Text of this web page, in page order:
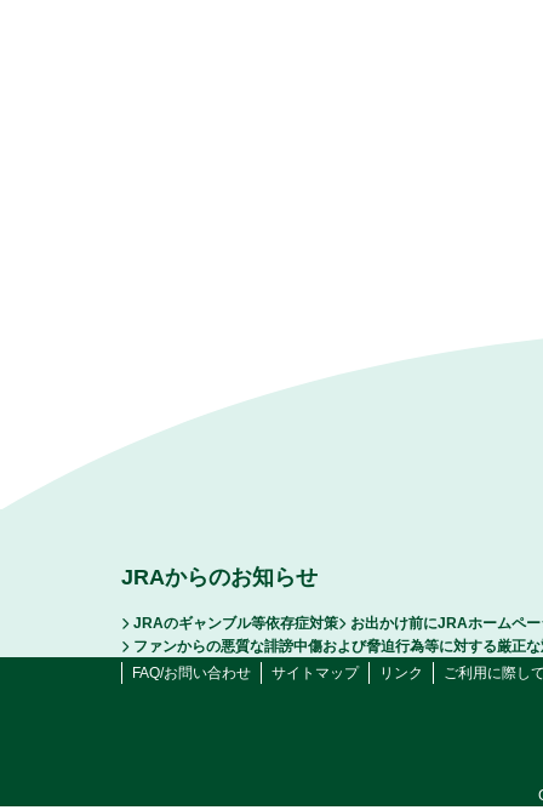
JRAからのお知らせ
JRAのギャンブル等依存症対策
お出かけ前にJRAホームペ
ファンからの悪質な誹謗中傷および脅迫行為等に対する厳正
FAQ/お問い合わせ
サイトマップ リンク ご利用に際し